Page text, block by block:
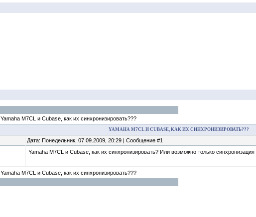
Yamaha M7CL и Cubase, как их синхронизировать???
YAMAHA M7CL И CUBASE, КАК ИХ СИНХРОНИЗИРОВАТЬ???
Дата: Понедельник, 07.09.2009, 20:29 | Сообщение #1
Yamaha M7CL и Cubase, как их синхронизировать? Или возможно только синхронизация
Yamaha M7CL и Cubase, как их синхронизировать???